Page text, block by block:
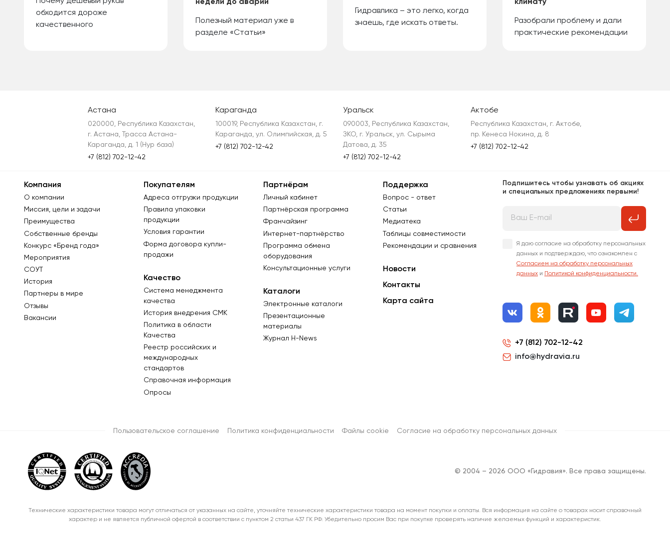
обходится дороже
качественного
недели до аварии
Полезный материал уже в
разделе «Статьи»
Гидравлика – это легко, когда
знаешь, где искать ответы.
климату
Разобрали проблему и дали
практические рекомендации
Астана
020000, Республика Казахстан,
г. Астана, Трасса Астана-
Караганда, д. 1 (Нур база)
+7 (812) 702-12-42
Караганда
100019, Республика Казахстан, г.
Караганда, ул. Олимпийская, д. 5
+7 (812) 702-12-42
Уральск
090003, Республика Казахстан,
ЗКО, г. Уральск, ул. Сырыма
Датова, д. 35
+7 (812) 702-12-42
Актобе
Республика Казахстан, г. Актобе,
пр. Кенеса Нокина, д. 8
+7 (812) 702-12-42
Компания
О компании
Миссия, цели и задачи
Преимущества
Собственные бренды
Конкурс «Бренд года»
Мероприятия
СОУТ
История
Партнеры в мире
Отзывы
Вакансии
Покупателям
Адреса отгрузки продукции
Правила упаковки
продукции
Условия гарантии
Форма договора купли-
продажи
Качество
Система менеджмента
качества
История внедрения СМК
Политика в области
Качества
Реестр российских и
международных
стандартов
Справочная информация
Опросы
Партнёрам
Личный кабинет
Партнёрская программа
Франчайзинг
Интернет-партнёрство
Программа обмена
оборудования
Консультационные услуги
Каталоги
Электронные каталоги
Презентационные
материалы
Журнал Н-News
Поддержка
Вопрос - ответ
Статьи
Медиатека
Таблицы совместимости
Рекомендации и сравнения
Новости
Контакты
Карта сайта
Подпишитесь чтобы узнавать об акциях
и специальных предложениях первыми!
Я даю согласие на обработку персональных
данных и подтверждаю, что ознакомлен с
Согласием на обработку персональных
данных и Политикой конфиденциальности.
+7 (812) 702-12-42
info@hydravia.ru
Пользовательское соглашение Политика конфиденциальности Файлы cookie Согласиe на обработку персональных данных
© 2004 – 2026 ООО «Гидравия». Все права защищены.
Технические характеристики товара могут отличаться от указанных на сайте, уточняйте технические характеристики товара на момент покупки и оплаты. Вся информация на сайте о товарах носит справочный
характер и не является публичной офертой в соответствии с пунктом 2 статьи 437 ГК РФ. Убедительно просим Вас при покупке проверять наличие желаемых функций и характеристик.